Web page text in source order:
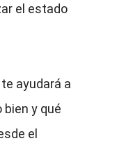
el estado
ayudará a
y qué
el